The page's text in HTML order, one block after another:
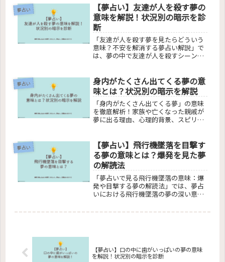
答え、心のモヤモヤを晴らします。
夢占い
【夢占い】友達が人を殺す夢の
意味を解説！状況別の暗示を診
断
「友達が人を殺す夢を見たらどういう
意味？不安を解消する夢占い解説」で
は、夢の中で友達が人を殺すシーンの
を殺す心理、殺害方法の種類と意味、
そして夢での殺人後の感情の解釈を解
説。読者の不安を解消し、夢のメッセ
ージを明らかにします。
夢占い
身内がたくさん出てくる夢の意
味とは？状況別の暗示を解説
「身内がたくさん出てくる夢」の意味
を徹底解析！家族や亡くなった親戚が
夢に出る理由、心理的背景、スピリチ
味を理解し、心の平穏を取り戻しまし
ょう。
夢占い
【夢占い】飛行機墜落を目撃す
る夢の意味とは？爆発を見た夢
の解読法
「夢占いで見る飛行機墜落の意味：爆
発や目撃する夢の解読法」では、夢占
いにおける飛行機墜落の夢の深い意味
める方法を紹介します。夢の中での飛
行機墜落が現実生活に与える影響を探
【夢占い】口の中に歯がいっぱいの夢の意味
を解説！状況別の暗示を診断